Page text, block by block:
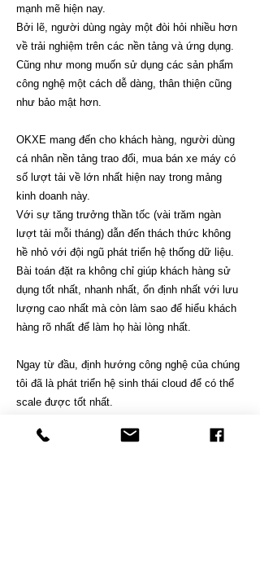
mạnh mẽ hiện nay.
Bởi lẽ, người dùng ngày một đòi hỏi nhiều hơn
về trải nghiệm trên các nền tảng và ứng dụng.
Cũng như mong muốn sử dụng các sản phẩm
công nghệ một cách dễ dàng, thân thiện cũng
như bảo mật hơn.
OKXE mang đến cho khách hàng, người dùng
cá nhân nền tảng trao đổi, mua bán xe máy có
số lượt tải về lớn nhất hiện nay trong mảng
kinh doanh này.
Với sự tăng trưởng thần tốc (vài trăm ngàn
lượt tải mỗi tháng) dẫn đến thách thức không
hề nhỏ với đội ngũ phát triển hệ thống dữ liệu.
Bài toán đặt ra không chỉ giúp khách hàng sử
dụng tốt nhất, nhanh nhất, ổn định nhất với lưu
lượng cao nhất mà còn làm sao để hiểu khách
hàng rõ nhất để làm họ hài lòng nhất.
Ngay từ đầu, định hướng công nghệ của chúng
tôi đã là phát triển hệ sinh thái cloud để có thể
scale được tốt nhất.
dụng trong quá trình xây dựng nền tảng của